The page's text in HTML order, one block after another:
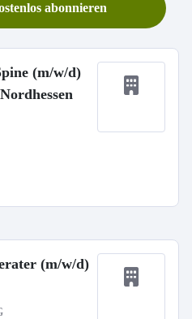
abonnieren
(m/w/d)
(m/w/d)